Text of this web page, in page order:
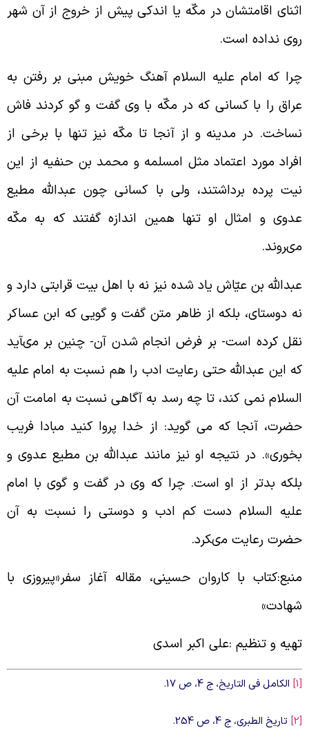
اقامتشان در مكّه يا اندكى پيش از خروج از آن شهر
نداده است.
كه امام عليه السلام آهنگ خويش مبنى بر رفتن به
را با كسانى كه در مكّه با وى گفت و گو كردند فاش
در مدينه و از آن‏جا تا مكّه نيز تنها با برخى از
مورد اعتماد مثل ام‏سلمه و محمد بن حنفيه از اين
پرده برداشتند، ولى با كسانى چون عبدالله مطيع
و امثال او تنها همين اندازه گفتند كه به مكّه
بن عيّاش ياد شده نيز نه با اهل بيت قرابتى دارد و
دوستاى، بلكه از ظاهر متن گفت و گويى كه ابن عساكر
كرده است- بر فرض انجام شدن آن- چنين بر مى‏آيد
اين عبدالله حتى رعايت ادب را هم نسبت به امام عليه
نمی كند، تا چه رسد به آگاهى نسبت به امامت آن
آن‏جا كه می گويد: از خدا پروا كنيد مبادا فريب
در نتيجه او نيز مانند عبدالله بن مطيع عدوى و
بدتر از او است. چرا كه وى در گفت و گوى با امام
السلام دست كم ادب و دوستى را نسبت به آن
رعايت مى‏كرد.
با کاروان حسینی، مقاله آغاز سفر«پیروزی با
و تنظیم :علی اکبر اسدی
الكامل فى التاريخ، ج 4، ص 17.
تاريخ الطبرى، ج 4، ص 254.